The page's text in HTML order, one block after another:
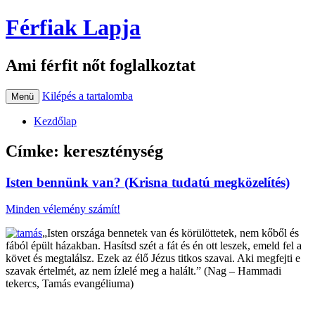
Férfiak Lapja
Ami férfit nőt foglalkoztat
Menü Kilépés a tartalomba
Kezdőlap
Címke: kereszténység
Isten bennünk van? (Krisna tudatú megközelítés)
Minden vélemény számít!
„Isten országa bennetek van és körülöttetek, nem kőből és
fából épült házakban. Hasítsd szét a fát és én ott leszek, emeld fel a
követ és megtalálsz. Ezek az élő Jézus titkos szavai. Aki megfejti e
szavak értelmét, az nem ízlelé meg a halált.” (Nag – Hammadi
tekercs, Tamás evangéliuma)